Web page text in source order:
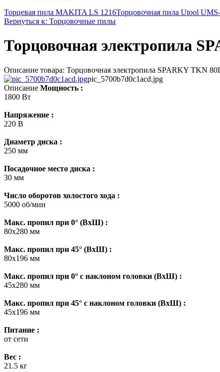
Торцевая пила MAKITA LS 1216Торцовочная пила Utool
Вернуться к: Торцовочные пилы
Торцовочная электропила
Описание товара: Торцовочная электропила SPARKY TKN
pic_5700b7d0c1acd.jpg
Описание Мощность :
1800 Вт
Напряжение :
220 В
Диаметр диска :
250 мм
Посадочное место диска :
30 мм
Число оборотов холостого хода :
5000 об/мин
Макс. пропил при 0° (ВхШ) :
80x280 мм
Макс. пропил при 45° (ВхШ) :
80x196 мм
Макс. пропил при 0° с наклоном головки (ВхШ) :
45x280 мм
Макс. пропил при 45° с наклоном головки (ВхШ) :
45x196 мм
Питание :
от сети
Вес :
21.5 кг